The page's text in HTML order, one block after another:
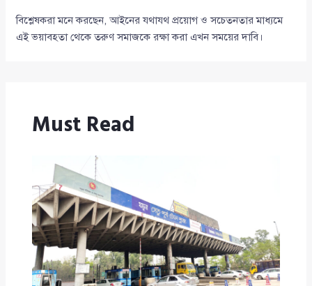
বিশ্লেষকরা মনে করছেন, আইনের যথাযথ প্রয়োগ ও সচেতনতার মাধ্যমে
এই ভয়াবহতা থেকে তরুণ সমাজকে রক্ষা করা এখন সময়ের দাবি।
Must Read